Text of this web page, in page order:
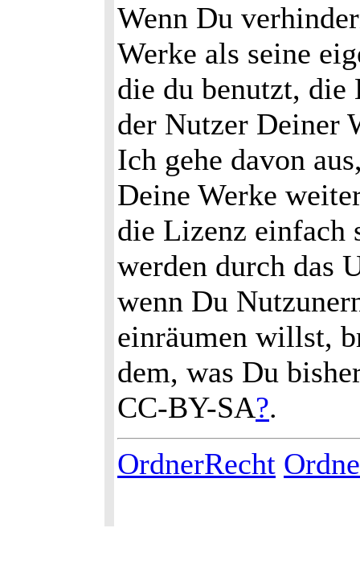
Wenn Du
Werke als seine
die du benutzt, die
der Nutzer Deiner
Ich gehe davon
Deine Werke
die Lizenz einfach
werden durch das
wenn Du
einräumen willst,
dem, was Du
CC-BY-SA?.
OrdnerRecht